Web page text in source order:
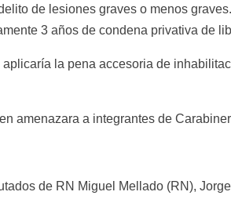
de lesiones graves o menos
3 años de condena privativa de
la pena accesoria de
amenazara a integrantes de
de RN Miguel Mellado (RN),